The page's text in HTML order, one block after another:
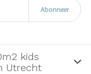
Abonneer
kids
Utrecht